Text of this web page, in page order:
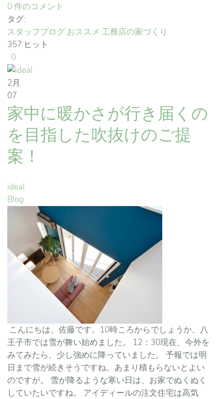
0 件のコメント
タグ:
スタッフブログ おススメ 工務店の家づくり
357 ヒット
0
2月
07
家中に暖かさが行き届くの
を目指した吹抜けのご提
案！
ideal
Blog
こんにちは、佐藤です。10時ころからでしょうか、八
王子市では雪が舞い始めました。 12：30現在、今外を
みてみたら、少し強めに降っていました。 予報では明
日まで雪が続きそうですね。あまり積もらないとよい
のですが。 雪が降るような寒い日は、お家でぬくぬく
していたいですね。 アイディールの注文住宅は高気